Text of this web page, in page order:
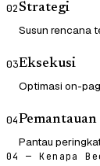
02Strategi
Susun rencana
03Eksekusi
Optimasi on-
04Pemantauan
Pantau
04 — Kenapa